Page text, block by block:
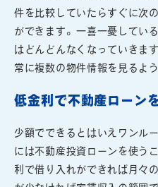
件を比較していたらすぐに次
ができます。一喜一憂してい
はどんどんなくなっていきま
常に複数の物件情報を見るよ
低金利で不動産ローン
少額でできるとはいえワンル
には不動産投資ローンを使う
利で借り入れができれば月々